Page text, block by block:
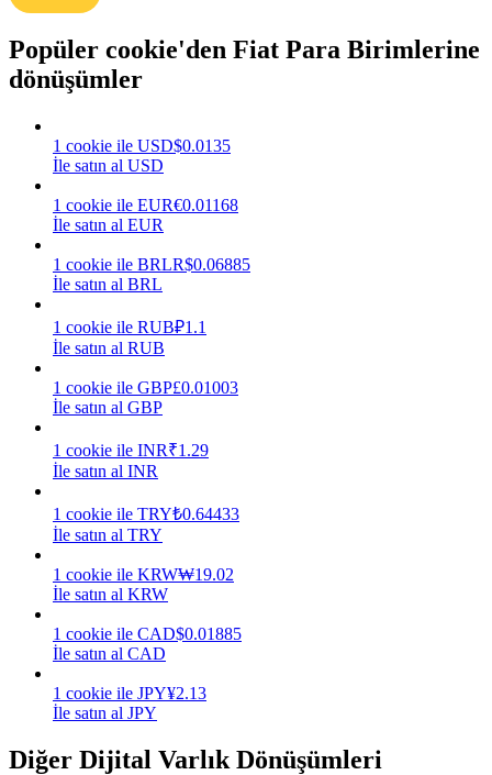
Kazan
Power Piggy
Günlük rekabetçi ödüller kazanın
Yüksek getiri ve anında erişim
Popüler cookie'den Fiat Para Birimlerine
dönüşümler
1 cookie ile USD$0.0135
İle satın al USD
1 cookie ile EUR€0.01168
İle satın al EUR
1 cookie ile BRLR$0.06885
İle satın al BRL
1 cookie ile RUB₽1.1
İle satın al RUB
1 cookie ile GBP£0.01003
İle satın al GBP
1 cookie ile INR₹1.29
İle satın al INR
1 cookie ile TRY₺0.64433
İle satın al TRY
1 cookie ile KRW₩19.02
İle satın al KRW
1 cookie ile CAD$0.01885
İle satın al CAD
1 cookie ile JPY¥2.13
İle satın al JPY
Diğer Dijital Varlık Dönüşümleri